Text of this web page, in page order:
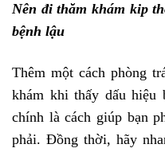
Nên đi thăm khám kip
bệnh lậu
Thêm một cách phòng
khám khi thấy dấu hiệu
chính là cách giúp bạn
phải. Đồng thời, hãy